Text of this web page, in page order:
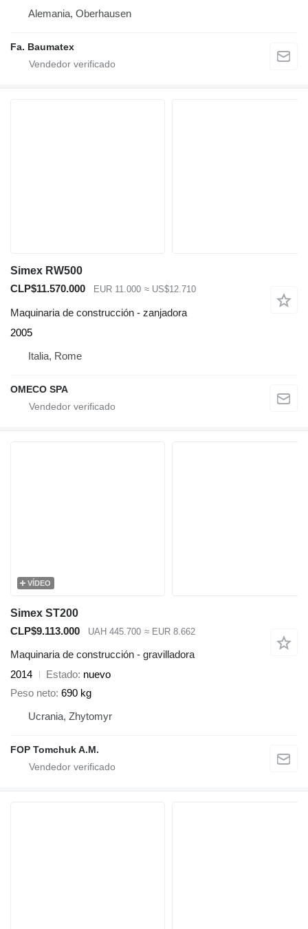
Alemania, Oberhausen
Fa. Baumatex
Simex RW500
CLP$11.570.000
EUR 11.000 ≈ US$12.710
Maquinaria de construcción - zanjadora
2005
Italia, Rome
OMECO SPA
VÍDEO
Simex ST200
CLP$9.113.000
UAH 445.700 ≈ EUR 8.662
Maquinaria de construcción - gravilladora
2014
Estado nuevo
Peso neto 690 kg
Ucrania, Zhytomyr
FOP Tomchuk A.M.